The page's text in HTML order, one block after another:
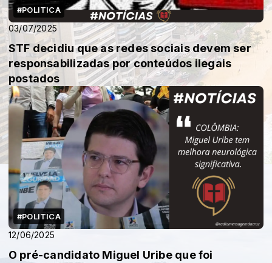
#POLITICA
03/07/2025
STF decidiu que as redes sociais devem ser
responsabilizadas por conteúdos ilegais
postados
#POLITICA
12/06/2025
O pré-candidato Miguel Uribe que foi